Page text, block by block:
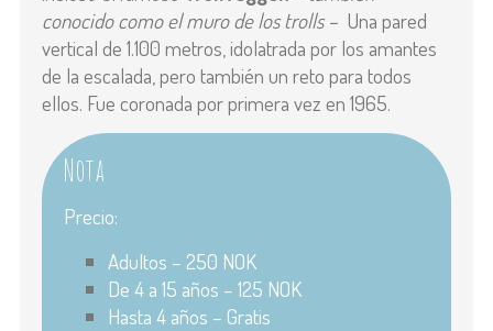
conocido como el muro de los trolls – Una pared
vertical de 1.100 metros, idolatrada por los amantes
de la escalada, pero también un reto para todos
ellos. Fue coronada por primera vez en 1965.
Nota
Precio:
Adultos – 250 NOK
De 4 a 15 años – 125 NOK
Hasta 4 años – Gratis